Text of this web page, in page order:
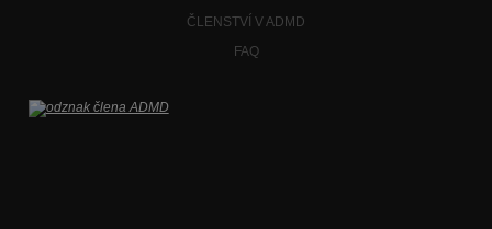
ČLENSTVÍ V ADMD
FAQ